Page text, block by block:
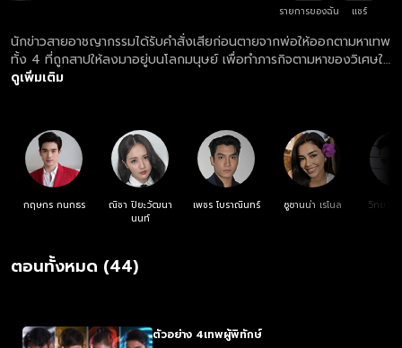
รายการของฉัน
แชร์
นักข่าวสายอาชญากรรมได้รับคำสั่งเสียก่อนตายจากพ่อให้ออกตามหาเทพ
ทั้ง 4 ที่ถูกสาปให้ลงมาอยู่บนโลกมนุษย์ เพื่อทำภารกิจตามหาของวิเศษให้
ครบ ก่อนที่เหล่าคนชั่วจะนำมันไปใช้ในทางที่ผิด
ดูเพิ่มเติม
กฤษกร กนกธร
ณิชา ปิยะวัฒนา
นนท์
เพชร โบราณินทร์ ซูซานน่า เรโนล วิทยา
ตอนทั้งหมด (44)
ตัวอย่าง 4เทพผู้พิทักษ์